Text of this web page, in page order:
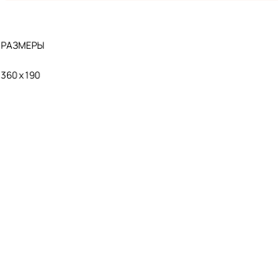
РАЗМЕРЫ
360 x 190